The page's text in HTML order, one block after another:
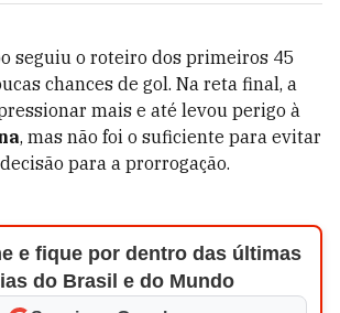
seguiu o roteiro dos primeiros 45
chances de gol. Na reta final, a
mais e até levou perigo à
, mas não foi o suficiente para evitar
para a prorrogação.
e fique por dentro das últimas
do Brasil e do Mundo